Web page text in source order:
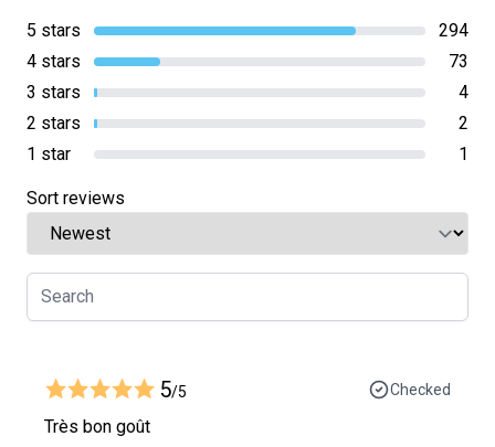
5 stars
294
4 stars
73
3 stars
4
2 stars
2
1 star
1
Sort reviews
5/5 Checked
Très bon goût